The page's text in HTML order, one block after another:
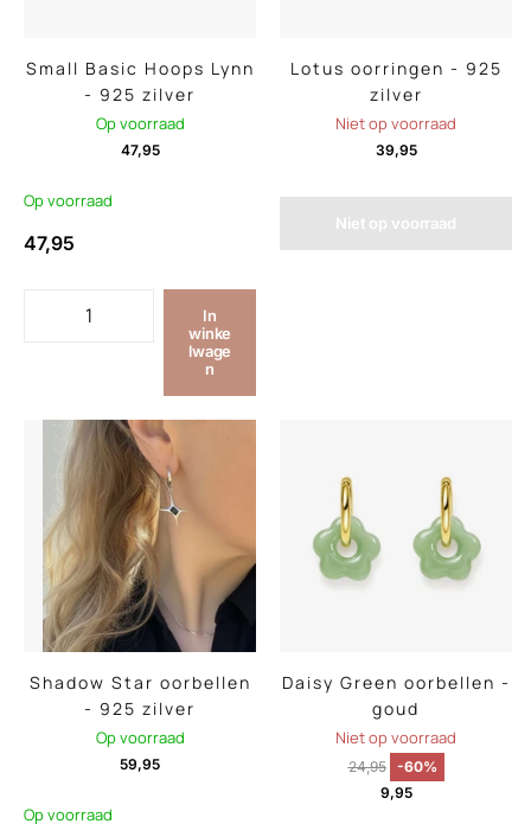
Small Basic Hoops Lynn
- 925 zilver
Op voorraad
47,95
Op voorraad
47,95
In
winke
lwage
n
Lotus oorringen - 925
zilver
Niet op voorraad
39,95
Niet op voorraad
Shadow Star oorbellen
- 925 zilver
Op voorraad
59,95
Op voorraad
Daisy Green oorbellen -
goud
Niet op voorraad
24,95
-60%
9,95